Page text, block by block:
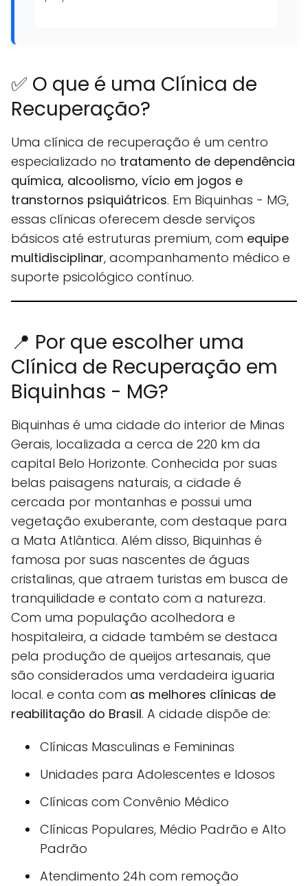
✅ O que é uma Clínica de
Recuperação?
Uma clínica de recuperação é um centro
especializado no tratamento de dependência
química, alcoolismo, vício em jogos e
transtornos psiquiátricos. Em Biquinhas - MG,
essas clínicas oferecem desde serviços
básicos até estruturas premium, com equipe
multidisciplinar, acompanhamento médico e
suporte psicológico contínuo.
📍 Por que escolher uma
Clínica de Recuperação em
Biquinhas - MG?
Biquinhas é uma cidade do interior de Minas
Gerais, localizada a cerca de 220 km da
capital Belo Horizonte. Conhecida por suas
belas paisagens naturais, a cidade é
cercada por montanhas e possui uma
vegetação exuberante, com destaque para
a Mata Atlântica. Além disso, Biquinhas é
famosa por suas nascentes de águas
cristalinas, que atraem turistas em busca de
tranquilidade e contato com a natureza.
Com uma população acolhedora e
hospitaleira, a cidade também se destaca
pela produção de queijos artesanais, que
são considerados uma verdadeira iguaria
local. e conta com as melhores clínicas de
reabilitação do Brasil. A cidade dispõe de:
Clínicas Masculinas e Femininas
Unidades para Adolescentes e Idosos
Clínicas com Convênio Médico
Clínicas Populares, Médio Padrão e Alto
Padrão
Atendimento 24h com remoção